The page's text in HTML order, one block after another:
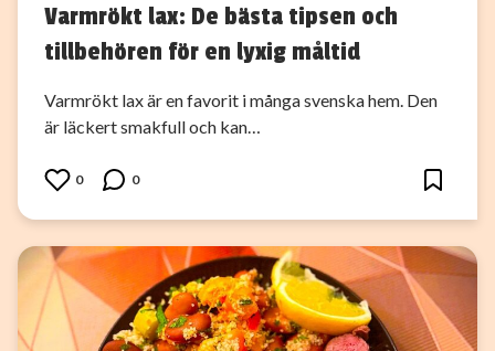
Varmrökt lax: De bästa tipsen och
tillbehören för en lyxig måltid
Varmrökt lax är en favorit i många svenska hem. Den
är läckert smakfull och kan…
0 0